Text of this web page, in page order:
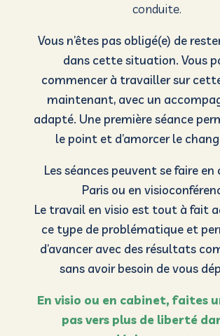
conduite.
Vous n’êtes pas obligé(e) de
dans cette situation. Vous
commencer à travailler sur
maintenant, avec un
adapté. Une première séance
le point et d’amorcer le
Les séances peuvent se faire
Paris ou en
Le travail en visio est tout à fait
ce type de problématique et
d’avancer avec des résultats
sans avoir besoin de vous
En visio ou en cabinet, faites
pas vers plus de liberté